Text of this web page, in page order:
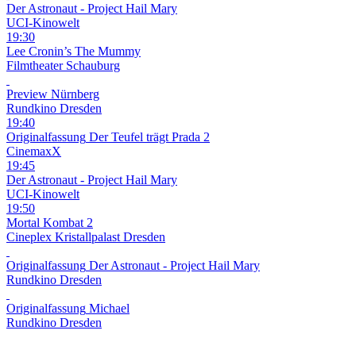
Der Astronaut - Project Hail Mary
UCI-Kinowelt
19:30
Lee Cronin’s The Mummy
Filmtheater Schauburg
Preview Nürnberg
Rundkino Dresden
19:40
Originalfassung Der Teufel trägt Prada 2
CinemaxX
19:45
Der Astronaut - Project Hail Mary
UCI-Kinowelt
19:50
Mortal Kombat 2
Cineplex Kristallpalast Dresden
Originalfassung Der Astronaut - Project Hail Mary
Rundkino Dresden
Originalfassung Michael
Rundkino Dresden